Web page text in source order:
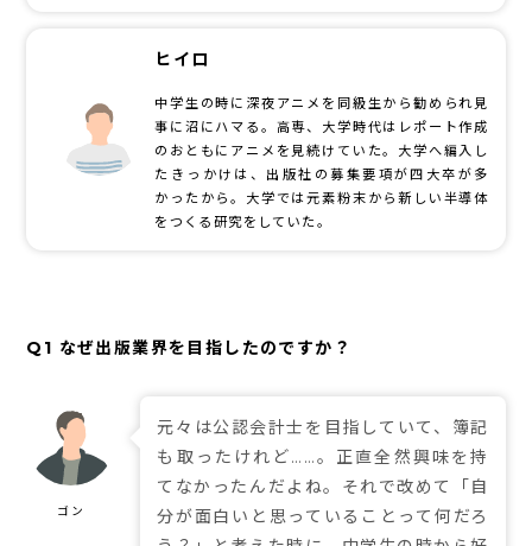
ヒイロ
中学生の時に深夜アニメを同級生から勧められ見
事に沼にハマる。高専、大学時代はレポート作成
のおともにアニメを見続けていた。大学へ編入し
たきっかけは、出版社の募集要項が四大卒が多
かったから。大学では元素粉末から新しい半導体
をつくる研究をしていた。
Q1 なぜ出版業界を目指したのですか？
元々は公認会計士を目指していて、簿記
も取ったけれど……。正直全然興味を持
てなかったんだよね。それで改めて「自
分が面白いと思っていることって何だろ